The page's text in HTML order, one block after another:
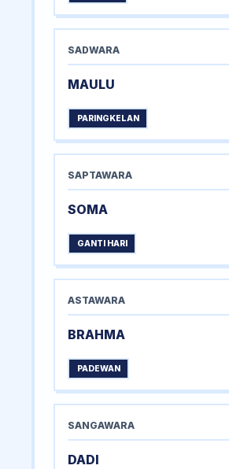
SADWARA
MAULU
PARINGKELAN
SAPTAWARA
SOMA
GANTI HARI
ASTAWARA
BRAHMA
PADEWAN
SANGAWARA
DADI